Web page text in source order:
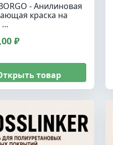
- Анилиновая
краска на
…
₽
товар